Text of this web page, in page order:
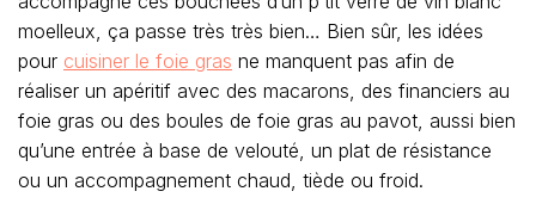
moelleux, ça passe très très bien… Bien sûr, les idées
pour cuisiner le foie gras ne manquent pas afin de
réaliser un apéritif avec des macarons, des financiers au
foie gras ou des boules de foie gras au pavot, aussi bien
qu’une entrée à base de velouté, un plat de résistance
ou un accompagnement chaud, tiède ou froid.